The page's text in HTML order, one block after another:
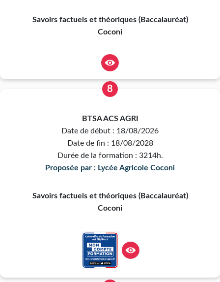
Savoirs factuels et théoriques (Baccalauréat)
Coconi
8
BTSA ACS AGRI
Date de début : 18/08/2026
Date de fin : 18/08/2028
Durée de la formation : 3214h.
Proposée par : Lycée Agricole Coconi
Savoirs factuels et théoriques (Baccalauréat)
Coconi